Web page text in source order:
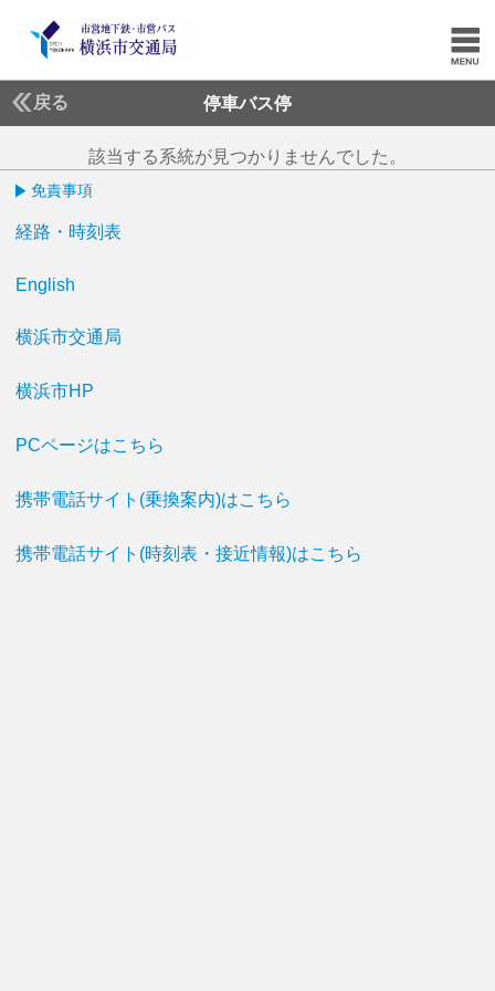
戻る 停車バス停
該当する系統が見つかりませんでした。
免責事項
経路・時刻表
English
横浜市交通局
横浜市HP
PCページはこちら
携帯電話サイト(乗換案内)はこちら
携帯電話サイト(時刻表・接近情報)はこちら